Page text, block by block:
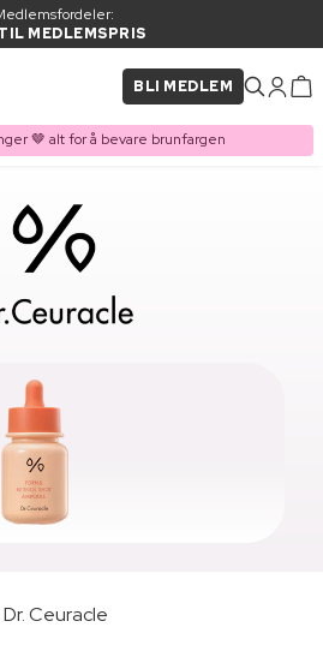
MEDLEMSPRIS
BLI MEDLEM
🤎 alt for å bevare brunfargen
Dr. Ceuracle